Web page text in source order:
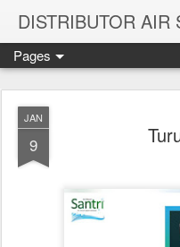
Pages
JAN
9